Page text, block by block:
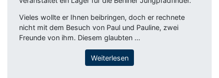
Vieles wollte er Ihnen beibringen, doch er rechnete
nicht mit dem Besuch von Paul und Pauline, zwei
Freunde von ihm. Diesem glaubten …
Weiterlesen